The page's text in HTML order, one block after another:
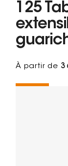
125
À partir de 3